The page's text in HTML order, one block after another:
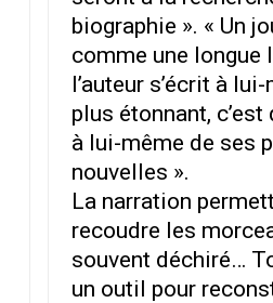
biographie ». « Un
comme une longue
l’auteur s’écrit à
plus étonnant, c’est
à lui-même de ses
nouvelles ».
La narration
recoudre les
souvent déchiré…
un outil pour